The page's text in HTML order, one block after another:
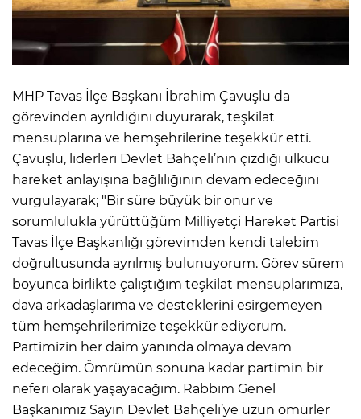
MHP Tavas İlçe Başkanı İbrahim Çavuşlu da
görevinden ayrıldığını duyurarak, teşkilat
mensuplarına ve hemşehrilerine teşekkür etti.
Çavuşlu, liderleri Devlet Bahçeli’nin çizdiği ülkücü
hareket anlayışına bağlılığının devam edeceğini
vurgulayarak; "Bir süre büyük bir onur ve
sorumlulukla yürüttüğüm Milliyetçi Hareket Partisi
Tavas İlçe Başkanlığı görevimden kendi talebim
doğrultusunda ayrılmış bulunuyorum. Görev sürem
boyunca birlikte çalıştığım teşkilat mensuplarımıza,
dava arkadaşlarıma ve desteklerini esirgemeyen
tüm hemşehrilerimize teşekkür ediyorum.
Partimizin her daim yanında olmaya devam
edeceğim. Ömrümün sonuna kadar partimin bir
neferi olarak yaşayacağım. Rabbim Genel
Başkanımız Sayın Devlet Bahçeli’ye uzun ömürler